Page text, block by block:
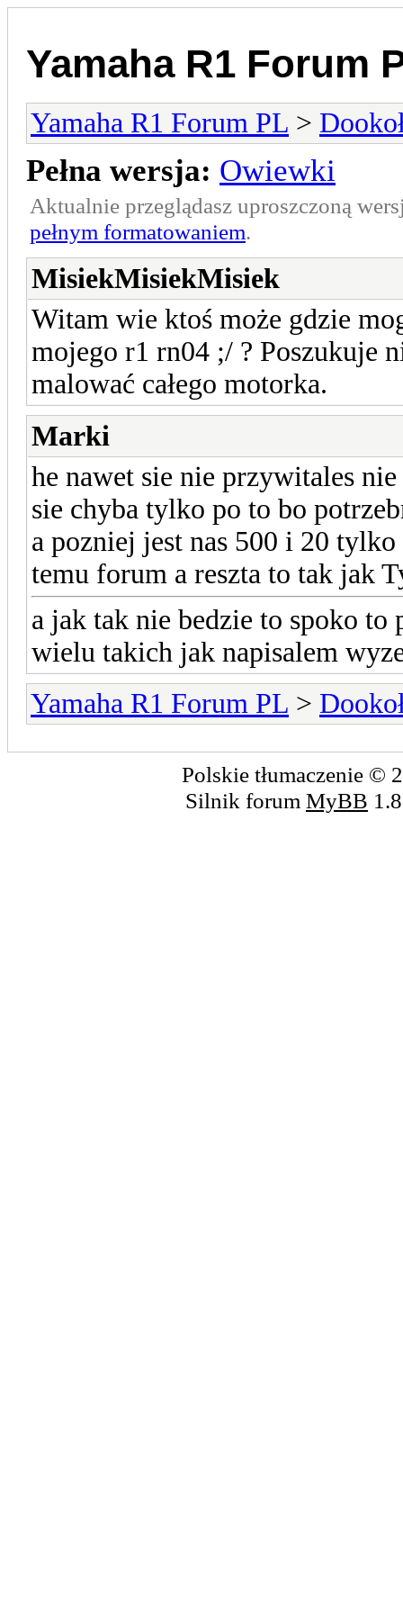
Yamaha R1 Forum
Yamaha R1 Forum PL >
Pełna wersja: Owiewki
Aktualnie przeglądasz uproszczoną
pełnym formatowaniem.
MisiekMisiekMisiek
Witam wie ktoś może gdzie
mojego r1 rn04 ;/ ? Poszukuje
malować całego motorka.
Marki
he nawet sie nie przywitales
sie chyba tylko po to bo
a pozniej jest nas 500 i 20
temu forum a reszta to tak jak
a jak tak nie bedzie to spoko to
wielu takich jak napisalem
Yamaha R1 Forum PL >
Polskie tłumaczenie ©
Silnik forum MyBB